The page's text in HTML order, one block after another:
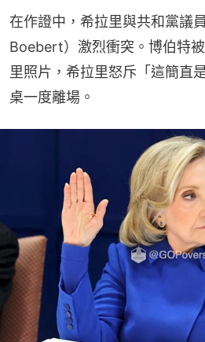
在作證中，希拉里與共和黨議
Boebert）激烈衝突。博伯特
里照片，希拉里怒斥「這簡直
桌一度離場。